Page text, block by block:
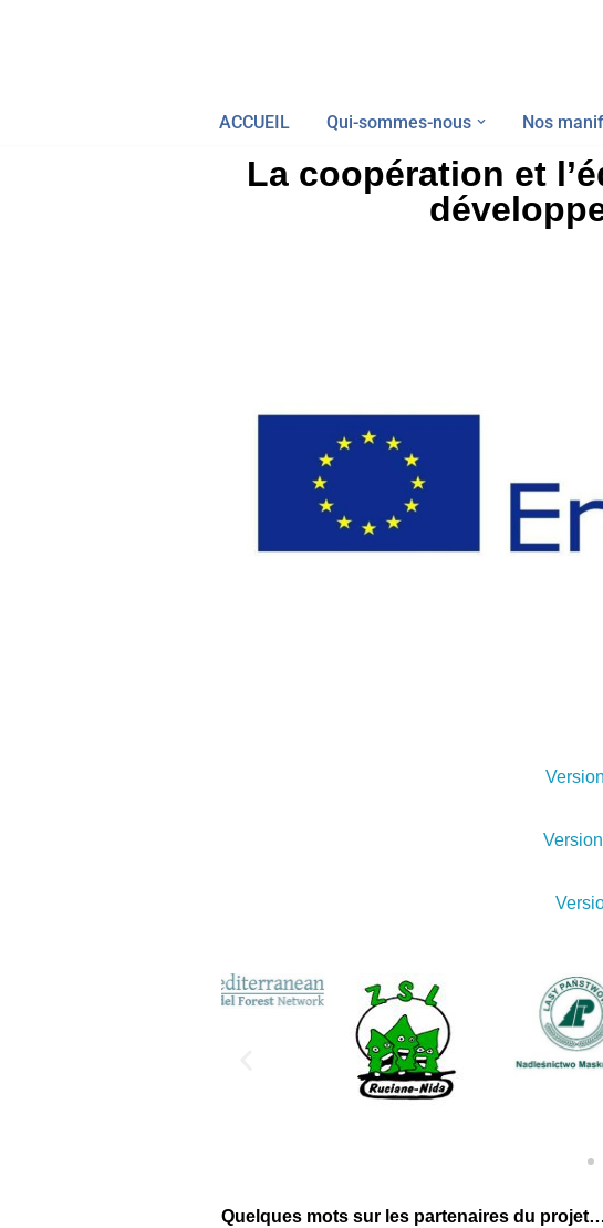
ACCUEIL Qui-sommes-nous Nos
La coopération et
Quelques mots sur les partenaires du